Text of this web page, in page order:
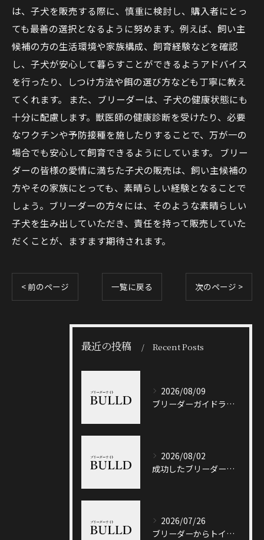
は、子犬を販売する際に、慎重に検討し、購入者にとっ
ても最善の選択となるように努めます。例えば、飼い主
候補の方の生活環境や家族構成、飼育経験などを確認
し、子犬が安心して暮らすことができるようアドバイス
を行ったり、しつけ方法や餌の選び方なども丁寧に教え
てくれます。 また、ブリーダーは、子犬の健康状態にも
十分に配慮します。獣医師の健康診断を受けたり、必要
なワクチンや予防接種を施したりすることで、万が一の
場合でも安心して飼育できるようにしています。 ブリー
ダーの皆様の愛情に満ちた子犬の販売は、飼い主候補の
方やその家族にとっても、素晴らしい経験となることで
しょう。ブリーダーの方々には、そのような素晴らしい
子犬を生み出していただき、責任を持って販売していた
だくことが、ますます期待されます。
< 前のページ 一覧に戻る 次のページ >
最近の投稿 Recent Posts
2026/08/09
ブリーダーガイドライン徹底解説と悪質業者を見抜くポイント
2026/08/02
成功したブリーダーと岐阜県加茂郡八百津町で信頼できる出会い方徹底ガイド
2026/07/26
ブリーダーからトイプードルを迎える前に知っておきたい選び方と価格相場のポイント